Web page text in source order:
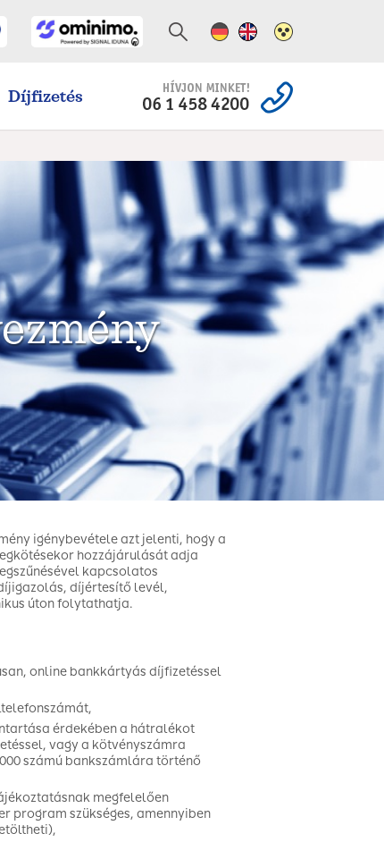
Német változat
Angol változat
Díjfizetés
igénybevétele azt jelenti, hogy a
hozzájárulását adja
kapcsolatos
díjértesítő levél,
úton folytathatja.
online bankkártyás díjfizetéssel
érdekében a hátralékot
vagy a kötvényszámra
számú bankszámlára történő
megfelelően
program szükséges, amennyiben